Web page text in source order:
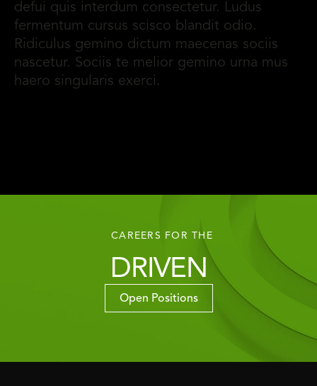
defui quis interdum consectetur. Ludus
fermentum cursus scisco blandit odio.
Ridiculus gemino dictum maecenas sociis
nascetur. Sociis te melior gemino urna mus
haero singularis exerci.
CAREERS FOR THE
DRIVEN
Open Positions